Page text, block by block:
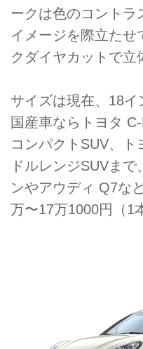
ークは色のコントラ
イメージを際立たせ
クダイヤカットで立
サイズは現在、18イ
国産車ならトヨタ
コンパクトSUV、ト
ドルレンジSUVま
ンやアウディ Q7な
万〜17万1000円（1